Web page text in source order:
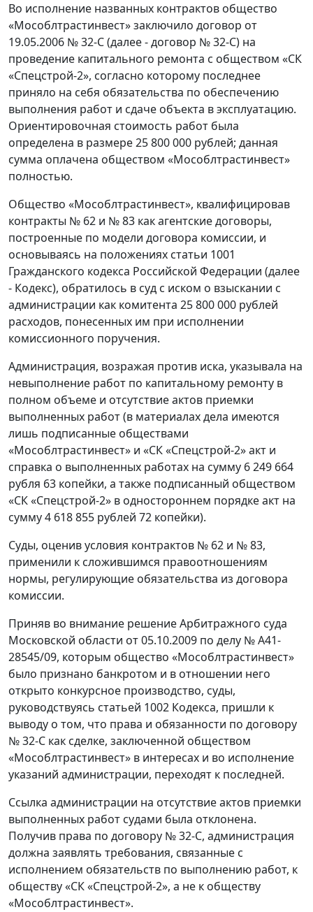
Во исполнение названных контрактов общество
«Мособлтрастинвест» заключило договор от
19.05.2006 № 32-С (далее - договор № 32-С) на
проведение капитального ремонта с обществом «СК
«Спецстрой-2», согласно которому последнее
приняло на себя обязательства по обеспечению
выполнения работ и сдаче объекта в эксплуатацию.
Ориентировочная стоимость работ была
определена в размере 25 800 000 рублей; данная
сумма оплачена обществом «Мособлтрастинвест»
полностью.
Общество «Мособлтрастинвест», квалифицировав
контракты № 62 и № 83 как агентские договоры,
построенные по модели договора комиссии, и
основываясь на положениях статьи 1001
Гражданского кодекса Российской Федерации (далее
- Кодекс), обратилось в суд с иском о взыскании с
администрации как комитента 25 800 000 рублей
расходов, понесенных им при исполнении
комиссионного поручения.
Администрация, возражая против иска, указывала на
невыполнение работ по капитальному ремонту в
полном объеме и отсутствие актов приемки
выполненных работ (в материалах дела имеются
лишь подписанные обществами
«Мособлтрастинвест» и «СК «Спецстрой-2» акт и
справка о выполненных работах на сумму 6 249 664
рубля 63 копейки, а также подписанный обществом
«СК «Спецстрой-2» в одностороннем порядке акт на
сумму 4 618 855 рублей 72 копейки).
Суды, оценив условия контрактов № 62 и № 83,
применили к сложившимся правоотношениям
нормы, регулирующие обязательства из договора
комиссии.
Приняв во внимание решение Арбитражного суда
Московской области от 05.10.2009 по делу № А41-
28545/09, которым общество «Мособлтрастинвест»
было признано банкротом и в отношении него
открыто конкурсное производство, суды,
руководствуясь статьей 1002 Кодекса, пришли к
выводу о том, что права и обязанности по договору
№ 32-С как сделке, заключенной обществом
«Мособлтрастинвест» в интересах и во исполнение
указаний администрации, переходят к последней.
Ссылка администрации на отсутствие актов приемки
выполненных работ судами была отклонена.
Получив права по договору № 32-С, администрация
должна заявлять требования, связанные с
исполнением обязательств по выполнению работ, к
обществу «СК «Спецстрой-2», а не к обществу
«Мособлтрастинвест».